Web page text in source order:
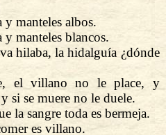
manteles albos.
manteles blancos.
hilaba, la hidalguía ¿dónde
el villano no le place, y
si se muere no le duele.
la sangre toda es bermeja.
es villano.